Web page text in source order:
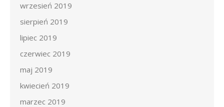
wrzesień 2019
sierpień 2019
lipiec 2019
czerwiec 2019
maj 2019
kwiecień 2019
marzec 2019